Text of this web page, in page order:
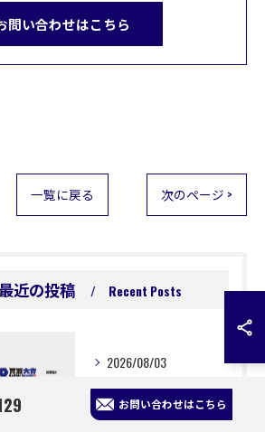
問い合わせはこちら
一覧に戻る 次のページ >
最近の投稿 Recent Posts
2026/08/03
お問い合わせはこちら